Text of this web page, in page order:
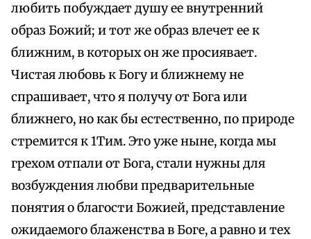
любить побуждает душу ее внутренний
образ Божий; и тот же образ влечет ее к
ближним, в которых он же просиявает.
Чистая любовь к Богу и ближнему не
спрашивает, что я получу от Бога или
ближнего, но как бы естественно, по природе
стремится к 1Тим. Это уже ныне, когда мы
грехом отпали от Бога, стали нужны для
возбуждения любви предварительные
понятия о благости Божией, представление
ожидаемого блаженства в Боге, а равно и тех